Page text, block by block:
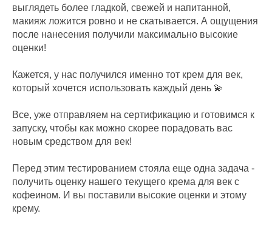
выглядеть более гладкой, свежей и напитанной,
макияж ложится ровно и не скатывается. А ощущения
после нанесения получили максимально высокие
оценки!
Кажется, у нас получился именно тот крем для век,
который хочется использовать каждый день 💫
Все, уже отправляем на сертификацию и готовимся к
запуску, чтобы как можно скорее порадовать вас
новым средством для век!
Перед этим тестированием стояла еще одна задача -
получить оценку нашего текущего крема для век с
кофеином. И вы поставили высокие оценки и этому
крему.